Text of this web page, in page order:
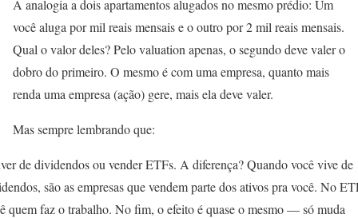
A analogia a dois apartamentos alugados no mesmo prédio: Um
você aluga por mil reais mensais e o outro por 2 mil reais mensais.
Qual o valor deles? Pelo valuation apenas, o segundo deve valer o
dobro do primeiro. O mesmo é com uma empresa, quanto mais
renda uma empresa (ação) gere, mais ela deve valer.
Mas sempre lembrando que:
de dividendos ou vender ETFs. A diferença? Quando você vive de
são as empresas que vendem parte dos ativos pra você. No
quem faz o trabalho. No fim, o efeito é quase o mesmo — só muda